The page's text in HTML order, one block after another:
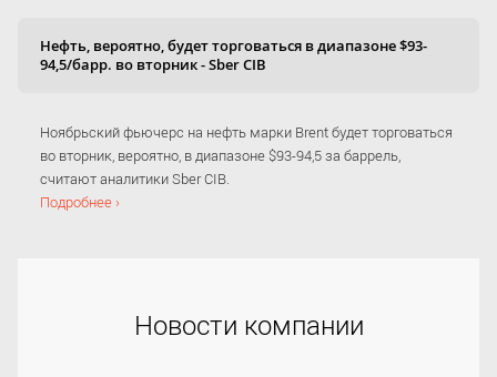
Нефть, вероятно, будет торговаться в диапазоне $93-
94,5/барр. во вторник - Sber CIB
Ноябрьский фьючерс на нефть марки Brent будет торговаться
во вторник, вероятно, в диапазоне $93-94,5 за баррель,
считают аналитики Sber CIB.
Подробнее ›
Новости компании